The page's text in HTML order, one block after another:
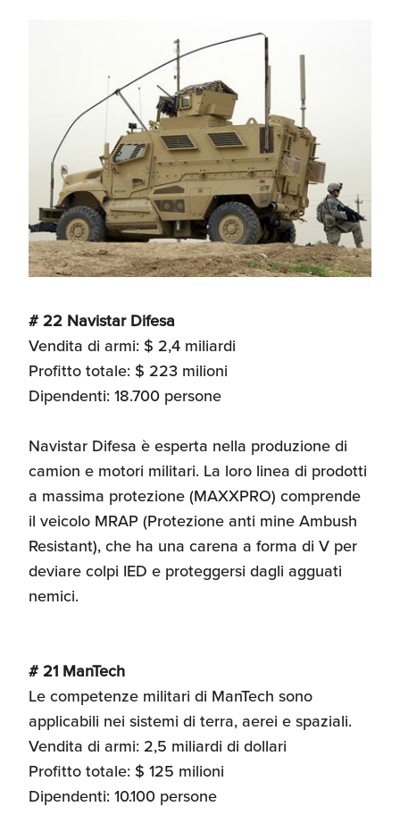
# 22 Navistar Difesa
Vendita di armi: $ 2,4 miliardi
Profitto totale: $ 223 milioni
Dipendenti: 18.700 persone
Navistar Difesa è esperta nella produzione di
camion e motori militari. La loro linea di prodotti
a massima protezione (MAXXPRO) comprende
il veicolo MRAP (Protezione anti mine Ambush
Resistant), che ha una carena a forma di V per
deviare colpi IED e proteggersi dagli agguati
nemici.
# 21 ManTech
Le competenze militari di ManTech sono
applicabili nei sistemi di terra, aerei e spaziali.
Vendita di armi: 2,5 miliardi di dollari
Profitto totale: $ 125 milioni
Dipendenti: 10.100 persone